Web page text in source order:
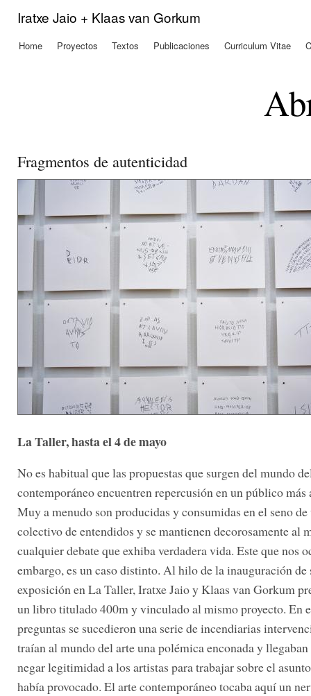
Iratxe Jaio + Klaas van Gorkum
Menú principal
Home Proyectos Textos Publicaciones Curriculum Vitae
Fragmentos de autenticidad
La Taller, hasta el 4 de mayo
No es habitual que las propuestas que surgen del mundo
contemporáneo encuentren repercusión en un público
Muy a menudo son producidas y consumidas en el seno de
colectivo de entendidos y se mantienen decorosamente al
cualquier debate que exhiba verdadera vida. Este que nos
embargo, es un caso distinto. Al hilo de la inauguración de
exposición en La Taller, Iratxe Jaio y Klaas van Gorkum
un libro titulado 400m y vinculado al mismo proyecto. En
preguntas se sucedieron una serie de incendiarias
traían al mundo del arte una polémica enconada y
negar legitimidad a los artistas para trabajar sobre el
había provocado. El arte contemporáneo tocaba aquí un